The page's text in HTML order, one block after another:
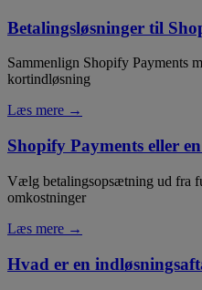
Betalingsløsninger til
Sammenlign Shopify Payments
kortindløsning
Læs mere →
Shopify Payments eller
Vælg betalingsopsætning ud fra
omkostninger
Læs mere →
Hvad er en